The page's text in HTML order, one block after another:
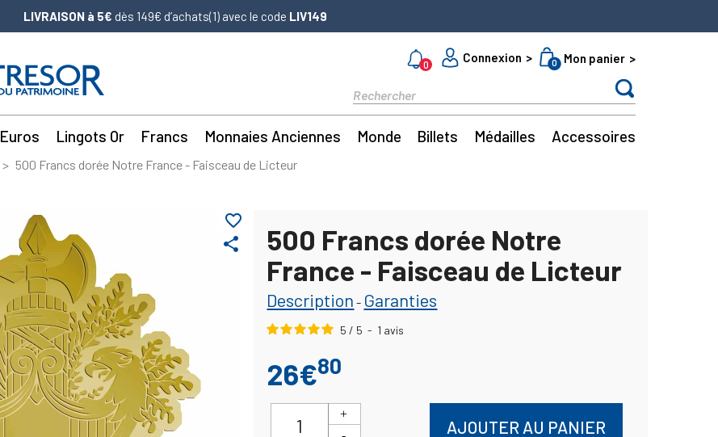
LIVRAISON à 5€ dès 149€ d’achats(1) avec le code LIV149
0
Connexion 0 Mon panier
Euros Lingots Or Francs Monnaies Anciennes Monde Billets Médailles Accessoires
500 Francs dorée Notre France - Faisceau de Licteur
share
favorite_border
500 Francs dorée Notre
France - Faisceau de Licteur
Description - Garanties
5 / 5 - 1 avis
26€80
AJOUTER AU PANIER